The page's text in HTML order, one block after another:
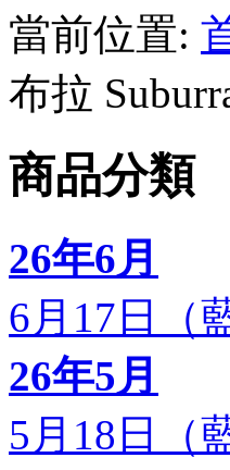
當前位置:
布拉
商品分類
26年6月
6月17日（
26年5月
5月18日（